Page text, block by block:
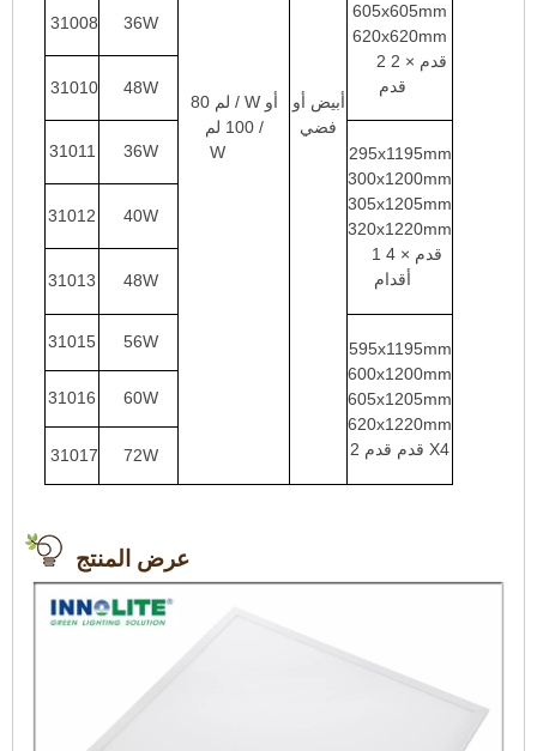
80 لم / W أو
100 لم /
W
أبيض أو
فضي
605x605mm
620x620mm
2 قدم × 2
قدم
31008 36W
31010 48W
31011 36W
295x1195mm
300x1200mm
305x1205mm
320x1220mm
1 قدم × 4
أقدام
31012 40W
31013 48W
31015 56W
595x1195mm
600x1200mm
605x1205mm
620x1220mm
2 قدم قدم X4
31016 60W
31017 72W
عرض المنتج